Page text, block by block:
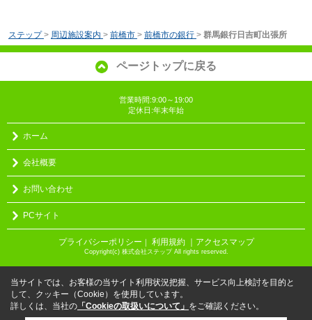
ステップ > 周辺施設案内 > 前橋市 > 前橋市の銀行 > 群馬銀行日吉町出張所
ページトップに戻る
営業時間:9:00～19:00
定休日:年末年始
ホーム
会社概要
お問い合わせ
PCサイト
プライバシーポリシー ｜ 利用規約 ｜アクセスマップ
Copyright(c) 株式会社ステップ All rights reserved.
当サイトでは、お客様の当サイト利用状況把握、サービス向上検討を目的と
して、クッキー（Cookie）を使用しています。
詳しくは、当社の 「Cookieの取扱いについて」 をご確認ください。